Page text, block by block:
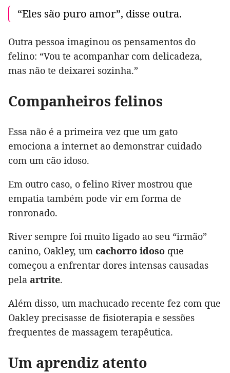
“Eles são puro amor”, disse outra.
Outra pessoa imaginou os pensamentos do
felino: “Vou te acompanhar com delicadeza,
mas não te deixarei sozinha.”
Companheiros felinos
Essa não é a primeira vez que um gato
emociona a internet ao demonstrar cuidado
com um cão idoso.
Em outro caso, o felino River mostrou que
empatia também pode vir em forma de
ronronado.
River sempre foi muito ligado ao seu “irmão”
canino, Oakley, um cachorro idoso que
começou a enfrentar dores intensas causadas
pela artrite.
Além disso, um machucado recente fez com que
Oakley precisasse de fisioterapia e sessões
frequentes de massagem terapêutica.
Um aprendiz atento